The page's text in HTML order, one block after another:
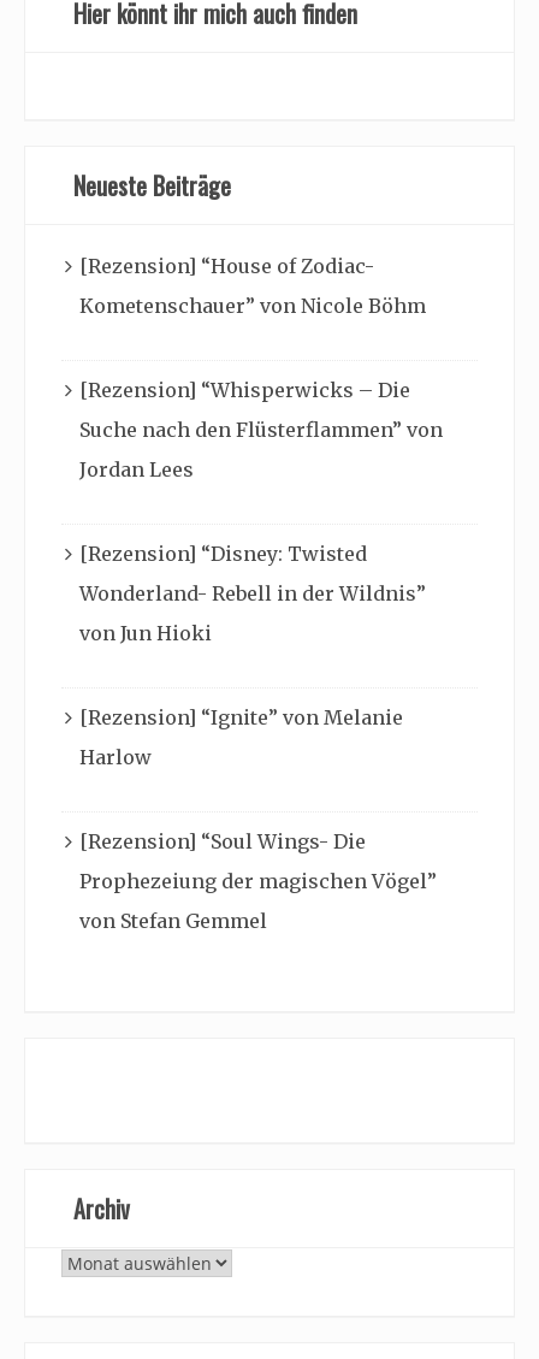
Hier könnt ihr mich auch finden
Neueste Beiträge
[Rezension] “House of Zodiac-
Kometenschauer” von Nicole Böhm
[Rezension] “Whisperwicks – Die
Suche nach den Flüsterflammen” von
Jordan Lees
[Rezension] “Disney: Twisted
Wonderland- Rebell in der Wildnis”
von Jun Hioki
[Rezension] “Ignite” von Melanie
Harlow
[Rezension] “Soul Wings- Die
Prophezeiung der magischen Vögel”
von Stefan Gemmel
Archiv
Archiv